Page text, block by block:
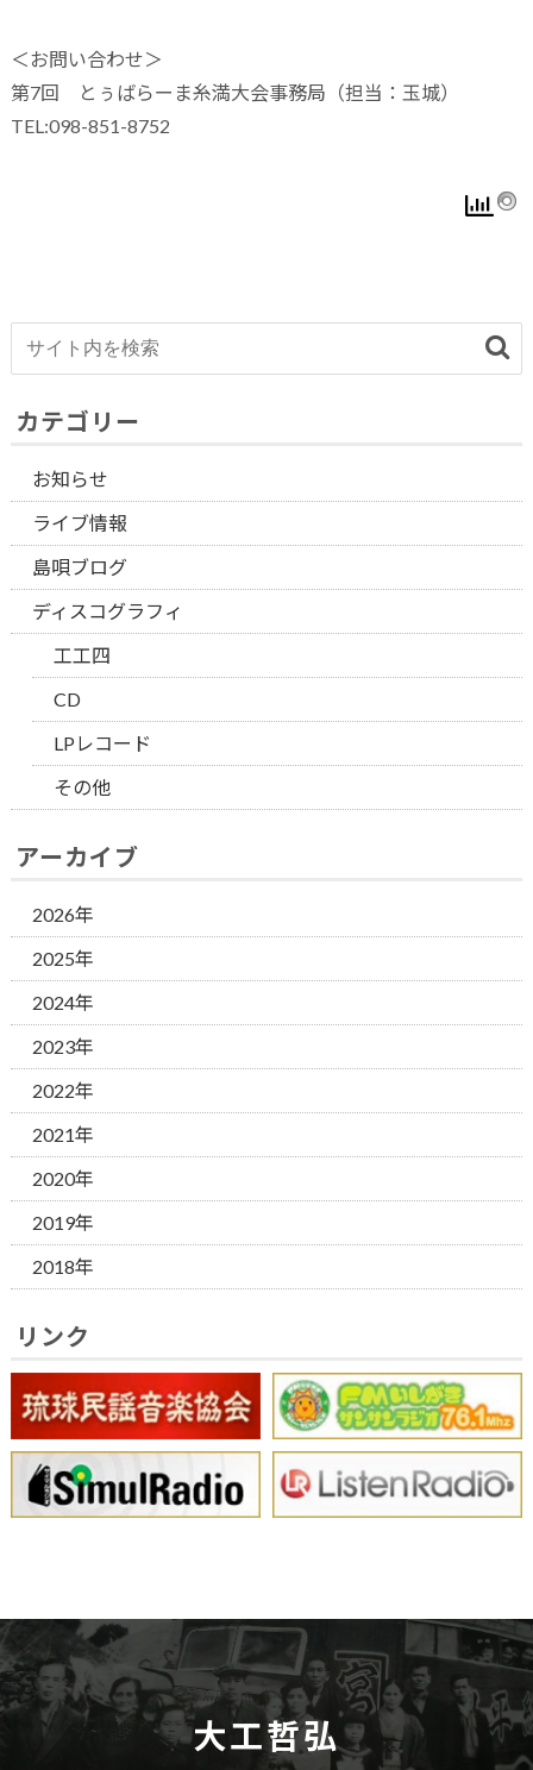
＜お問い合わせ＞
第7回 とぅばらーま糸満大会事務局（担当：玉城）
TEL:098-851-8752
カテゴリー
お知らせ
ライブ情報
島唄ブログ
ディスコグラフィ
工工四
CD
LPレコード
その他
アーカイブ
2026年
2025年
2024年
2023年
2022年
2021年
2020年
2019年
2018年
リンク
大工哲弘